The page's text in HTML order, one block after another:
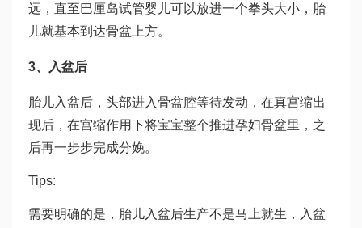
远，直至巴厘岛试管婴儿可以放进一个拳头大小，胎
儿就基本到达骨盆上方。
3、入盆后
胎儿入盆后，头部进入骨盆腔等待发动，在真宫缩出
现后，在宫缩作用下将宝宝整个推进孕妇骨盆里，之
后再一步步完成分娩。
Tips:
需要明确的是，胎儿入盆后生产不是马上就生，入盆